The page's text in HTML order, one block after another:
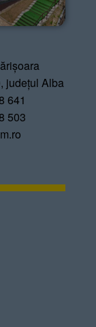
județul Alba
641
503